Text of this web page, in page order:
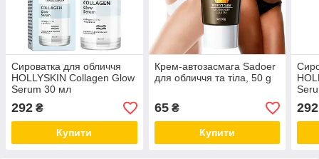
Сироватка для обличчя
HOLLYSKIN Collagen Glow
Serum 30 мл
292 ₴
Купити
Крем-автозасмага Sadoer
для обличчя та тіла, 50 g
65₴
Купити
292